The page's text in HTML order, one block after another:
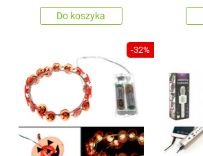
Do koszyka
-32%